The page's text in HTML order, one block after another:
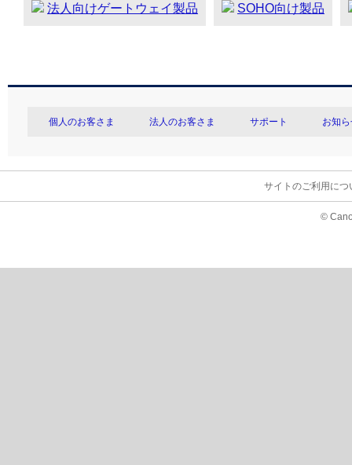
法人向けゲートウェイ製品 SOHO向け製品
個人のお客さま 法人のお客さま サポート お知
サイトのご利用につ
©